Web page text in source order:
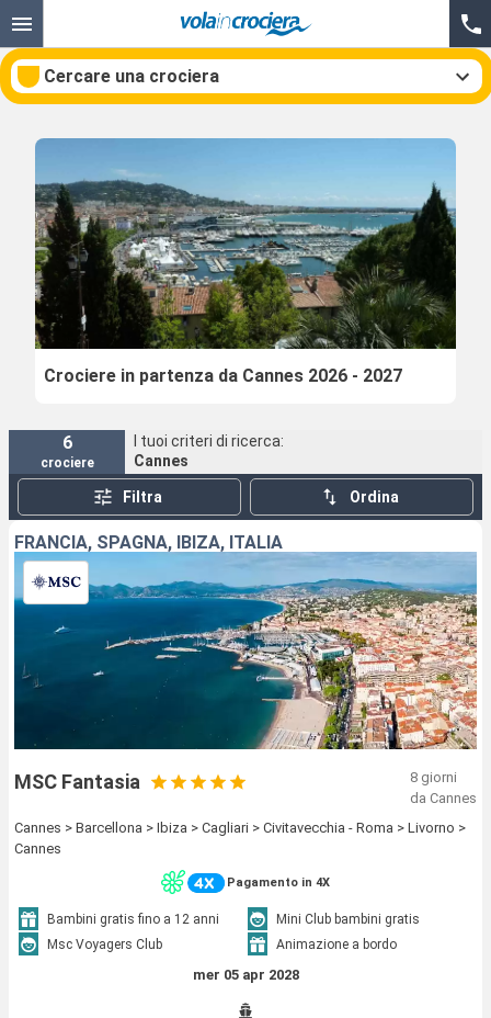
Cercare una crociera
Le nostre destinazioni
Mesi di partenza
Porti Compagnie
Ricerca
Crociere in partenza da Cannes 2026 - 2027
6
crociere
I tuoi criteri di ricerca:
Cannes
Filtra Ordina
FRANCIA, SPAGNA, IBIZA, ITALIA
MSC Fantasia
8 giorni
da Cannes
Cannes > Barcellona > Ibiza > Cagliari > Civitavecchia - Roma > Livorno >
Cannes
Pagamento in 4X
Bambini gratis fino a 12 anni
Mini Club bambini gratis
Msc Voyagers Club
Animazione a bordo
mer 05 apr 2028